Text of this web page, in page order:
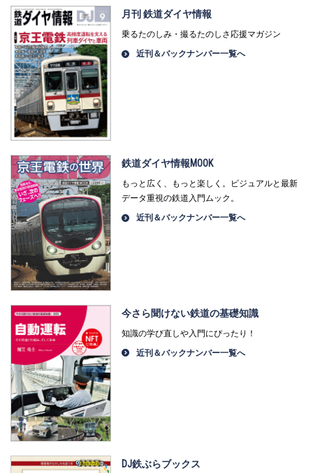
月刊 鉄道ダイヤ情報
乗るたのしみ・撮るたのしさ応援マガジン
近刊＆バックナンバー一覧へ
鉄道ダイヤ情報MOOK
もっと広く、もっと楽しく。ビジュアルと最新
データ重視の鉄道入門ムック。
近刊＆バックナンバー一覧へ
今さら聞けない鉄道の基礎知識
知識の学び直しや入門にぴったり！
近刊＆バックナンバー一覧へ
DJ鉄ぶらブックス